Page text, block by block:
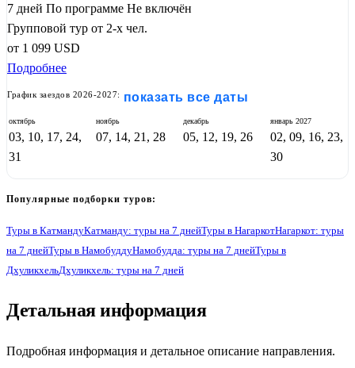
7 дней По программе Не включён
Групповой тур от 2-х чел.
от 1 099 USD
Подробнее
График заездов 2026-2027: показать все даты
октябрь
03, 10, 17, 24,
31
ноябрь
07, 14, 21, 28
декабрь
05, 12, 19, 26
январь 2027
02, 09, 16, 23,
30
Популярные подборки туров:
Туры в КатмандуКатманду: туры на 7 днейТуры в НагаркотНагаркот: туры
на 7 днейТуры в НамобуддуНамобудда: туры на 7 днейТуры в
ДхуликхельДхуликхель: туры на 7 дней
Детальная информация
Подробная информация и детальное описание направления.